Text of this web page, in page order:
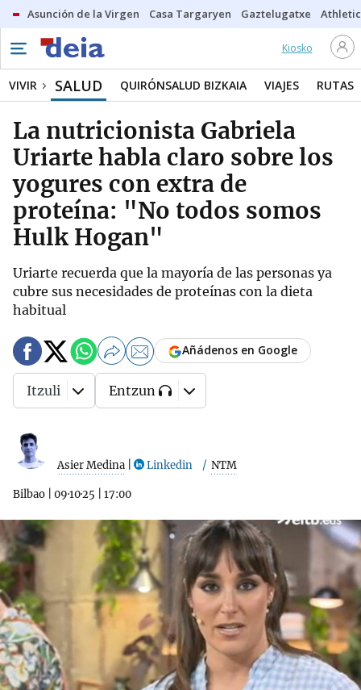
Asunción de la Virgen Casa Targaryen Gaztelugatxe Athletic
Kiosko
VIVIR SALUD QUIRÓNSALUD BIZKAIA VIAJES RUTAS
La nutricionista Gabriela
Uriarte habla claro sobre los
yogures con extra de
proteína: "No todos somos
Hulk Hogan"
Uriarte recuerda que la mayoría de las personas ya
cubre sus necesidades de proteínas con la dieta
habitual
Asier Medina Linkedin NTM
Bilbao 09·10·25 17:00
Añádenos en Google
Itzuli Entzun